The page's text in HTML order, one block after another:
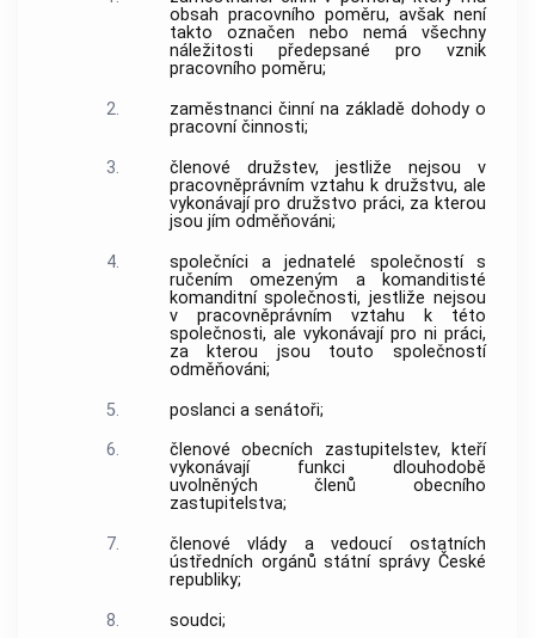
obsah pracovního poměru, avšak není
takto označen nebo nemá všechny
náležitosti předepsané pro vznik
pracovního poměru;
2.
zaměstnanci činní na základě dohody o
pracovní činnosti;
3.
členové družstev, jestliže nejsou v
pracovněprávním vztahu k družstvu, ale
vykonávají pro družstvo práci, za kterou
jsou jím odměňováni;
4.
společníci a jednatelé společností s
ručením omezeným a komanditisté
komanditní společnosti, jestliže nejsou
v pracovněprávním vztahu k této
společnosti, ale vykonávají pro ni práci,
za kterou jsou touto společností
odměňováni;
5.
poslanci a senátoři;
6.
členové obecních zastupitelstev, kteří
vykonávají funkci dlouhodobě
uvolněných členů obecního
zastupitelstva;
7.
členové vlády a vedoucí ostatních
ústředních orgánů státní správy České
republiky;
8.
soudci;